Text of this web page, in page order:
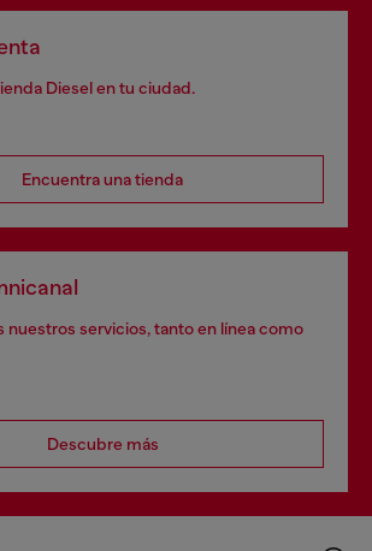
Diesel en tu ciudad.
Encuentra una tienda
nuestros servicios, tanto en línea como
Descubre más